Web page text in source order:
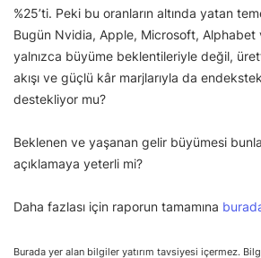
%25’ti. Peki bu oranların altında yatan
Bugün Nvidia, Apple, Microsoft,
yalnızca büyüme beklentileriyle değil,
akışı ve güçlü kâr marjlarıyla da endeksteki
destekliyor mu?
Beklenen ve yaşanan gelir büyümesi
açıklamaya yeterli mi?
Daha fazlası için raporun tamamına
Burada yer alan bilgiler yatırım tavsiyesi içermez.